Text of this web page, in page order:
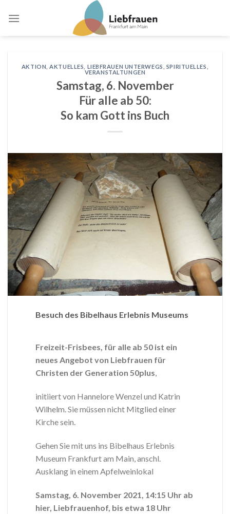
AKTION ,AKTUELLES LIEBFRAUEN UNTERWEGS SPIRITUELLES
VERANSTALTUNGEN
Samstag, 6. November
Für alle ab 50:
So kam Gott ins Buch
Besuch des Bibelhaus Erlebnis Museums
Freizeit-Frisbees, für alle ab 50 ist ein
neues Angebot von Liebfrauen für
Christen der Generation 50plus,
initiiert von Hannelore Wenzel und Katrin
Wilhelm. Sie müssen nicht Mitglied einer
Kirche sein.
Gehen Sie mit uns ins Bibelhaus Erlebnis
Museum Frankfurt am Main, anschl.
Ausklang in einem Apfelweinlokal
Samstag, 6. November 2021, 14:15 Uhr ab
hier, Liebfrauenhof, bis etwa 18 Uhr